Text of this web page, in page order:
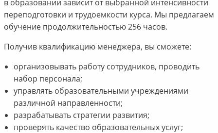
в образовании зависит от выбранной интенсивности
переподготовки и трудоемкости курса. Мы предлагаем
обучение продолжительностью 256 часов.
Получив квалификацию менеджера, вы сможете:
организовывать работу сотрудников, проводить
набор персонала;
управлять образовательными учреждениями
различной направленности;
разрабатывать стратегии развития;
проверять качество образовательных услуг;